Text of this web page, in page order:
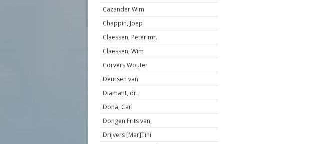
Cazander Wim
Chappin, Joep
Claessen, Peter mr.
Claessen, Wim
Corvers Wouter
Deursen van
Diamant, dr.
Dona, Carl
Dongen Frits van,
Drijvers [Mar]Tini